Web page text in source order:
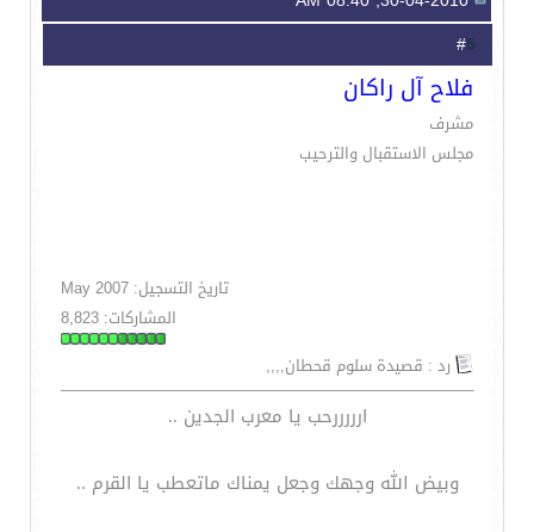
5
فلاح آل راكان
مشرف
مجلس الاستقبال والترحيب
تاريخ التسجيل: May 2007
المشاركات: 8,823
رد : قصيدة سلوم قحطان,,,,
ارررررحب يا معرب الجدين ..
وبيض الله وجهك وجعل يمناك ماتعطب يا القرم ..